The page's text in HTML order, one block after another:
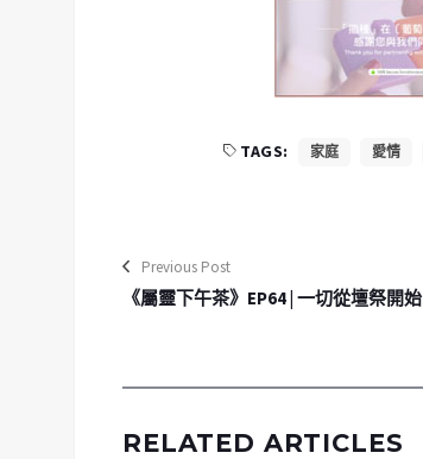
TAGS: 家庭 愛情
Previous Post
《屬靈下午茶》EP64 | 一切從壇祭開始
RELATED ARTICLES